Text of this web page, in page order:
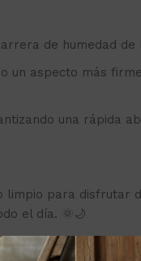
de humedad de
un aspecto más
una rápida
limpio para disfrutar
el día. 🌞🌙